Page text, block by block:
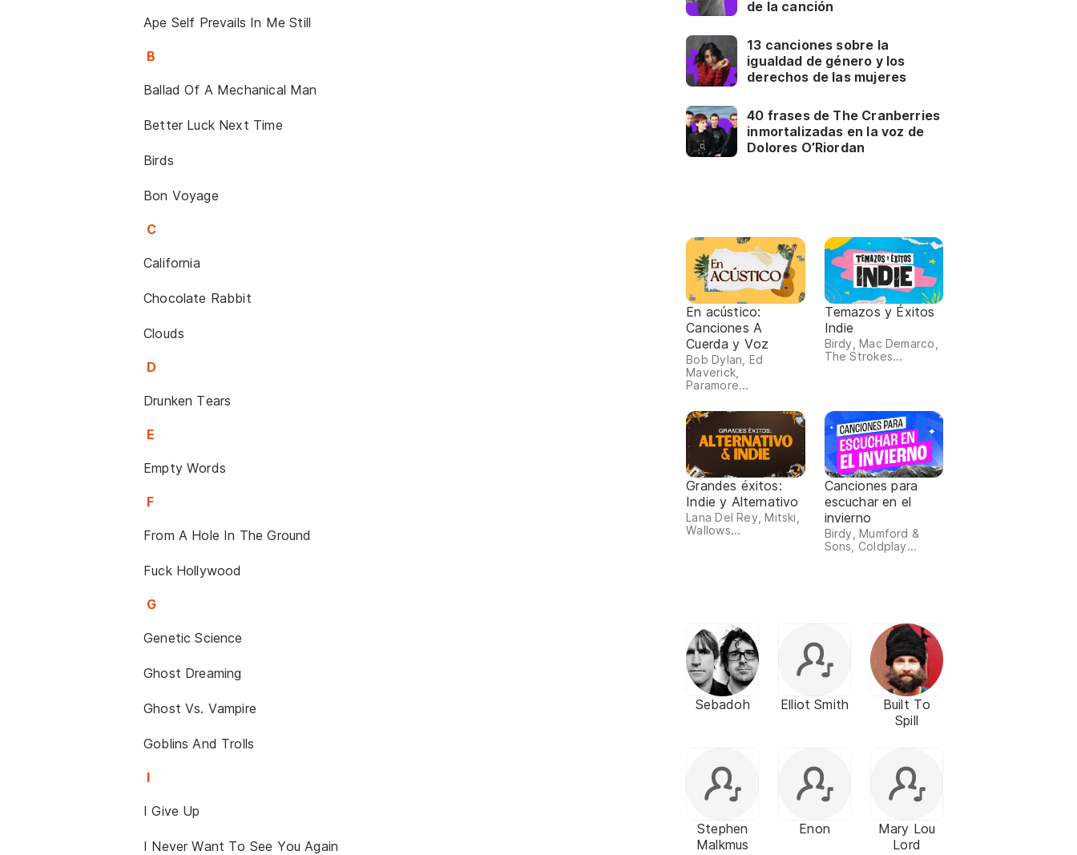
Ape Self Prevails In Me Still
B
Ballad Of A Mechanical Man
Better Luck Next Time
Birds
Bon Voyage
C
California
Chocolate Rabbit
Clouds
D
Drunken Tears
E
Empty Words
F
From A Hole In The Ground
Fuck Hollywood
G
Genetic Science
Ghost Dreaming
Ghost Vs. Vampire
Goblins And Trolls
I
I Give Up
I Never Want To See You Again
de la canción
13 canciones sobre la
igualdad de género y los
derechos de las mujeres
40 frases de The Cranberries
inmortalizadas en la voz de
Dolores O’Riordan
En acústico:
Canciones A
Cuerda y Voz
Bob Dylan, Ed
Maverick,
Paramore...
Temazos y Éxitos
Indie
Birdy, Mac Demarco,
The Strokes...
Grandes éxitos:
Indie y Alternativo
Lana Del Rey, Mitski,
Wallows...
Canciones para
escuchar en el
invierno
Birdy, Mumford &
Sons, Coldplay...
Sebadoh Elliot Smith
Built To
Spill
Stephen
Malkmus
Enon
Mary Lou
Lord